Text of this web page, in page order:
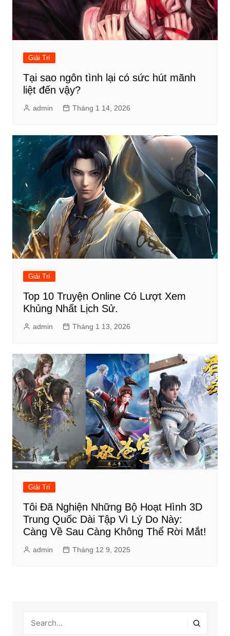
Giải Trí
Tại sao ngôn tình lại có sức hút mãnh
liệt đến vậy?
admin Tháng 1 14, 2026
Giải Trí
Top 10 Truyện Online Có Lượt Xem
Khủng Nhất Lịch Sử.
admin Tháng 1 13, 2026
Giải Trí
Tôi Đã Nghiện Những Bộ Hoạt Hình 3D
Trung Quốc Dài Tập Vì Lý Do Này:
Càng Về Sau Càng Không Thể Rời Mắt!
admin Tháng 12 9, 2025